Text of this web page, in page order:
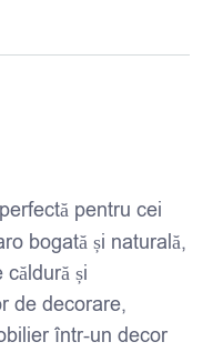
pentru cei
bogată și naturală,
și
de decorare,
într-un decor